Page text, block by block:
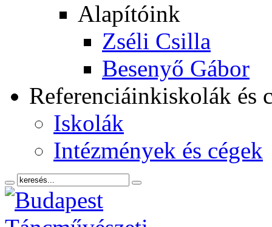
Alapítóink
Zséli Csilla
Besenyő Gábor
Referenciáinkiskolák és
Iskolák
Intézmények és cégek